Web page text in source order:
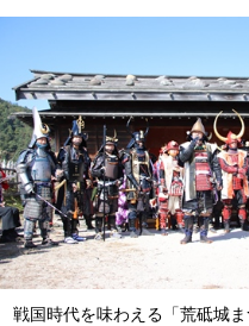
戦国時代を味わえる「荒砥城